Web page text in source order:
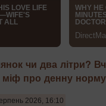
чи два літри?
міф про денну
2026, 16:10